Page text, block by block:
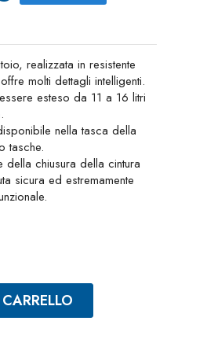
realizzata in resistente
molti dettagli intelligenti.
esteso da 11 a 16 litri
nella tasca della
tasche.
della chiusura della cintura
sicura ed estremamente